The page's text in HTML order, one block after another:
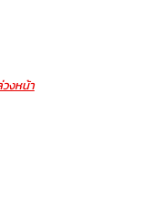
งหน้า